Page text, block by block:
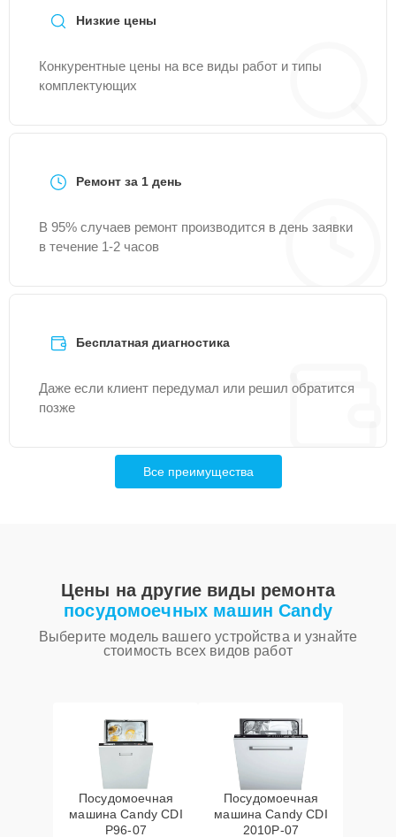
Низкие цены
Конкурентные цены на все виды работ и типы
комплектующих
Ремонт за 1 день
В 95% случаев ремонт производится в день заявки
в течение 1-2 часов
Бесплатная диагностика
Даже если клиент передумал или решил обратится
позже
Все преимущества
Цены на другие виды ремонта
посудомоечных машин Candy
Выберите модель вашего устройства и узнайте
стоимость всех видов работ
Посудомоечная
машина Candy CDI
P96-07
Посудомоечная
машина Candy CDI
2010P-07